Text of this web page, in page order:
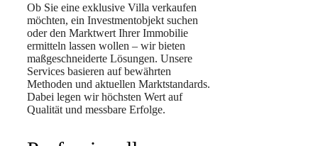
Ob Sie eine exklusive Villa verkaufen
möchten, ein Investmentobjekt suchen
oder den Marktwert Ihrer Immobilie
ermitteln lassen wollen – wir bieten
maßgeschneiderte Lösungen. Unsere
Services basieren auf bewährten
Methoden und aktuellen Marktstandards.
Dabei legen wir höchsten Wert auf
Qualität und messbare Erfolge.